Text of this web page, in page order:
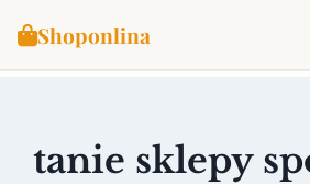
treści
Shoponlina
tanie sklepy